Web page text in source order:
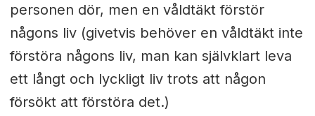
personen dör, men en våldtäkt förstör
någons liv (givetvis behöver en våldtäkt inte
förstöra någons liv, man kan självklart leva
ett långt och lyckligt liv trots att någon
försökt att förstöra det.)